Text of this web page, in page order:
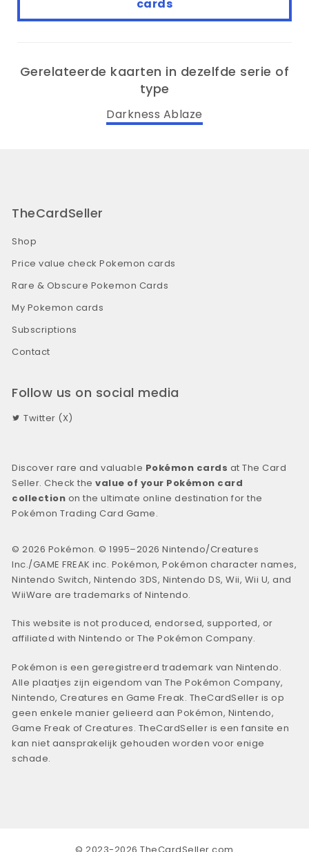
cards
Gerelateerde kaarten in dezelfde serie of
type
Darkness Ablaze
TheCardSeller
Shop
Price value check Pokemon cards
Rare & Obscure Pokemon Cards
My Pokemon cards
Subscriptions
Contact
Follow us on social media
Twitter (X)
Discover rare and valuable Pokémon cards at The Card
Seller. Check thevalue of your Pokémon card
collection on the ultimate online destination for the
Pokémon Trading Card Game.
© 2026 Pokémon. © 1995–2026 Nintendo/Creatures
Inc./GAME FREAK inc. Pokémon, Pokémon character names,
Nintendo Switch, Nintendo 3DS, Nintendo DS, Wii, Wii U, and
WiiWare are trademarks of Nintendo.
This website is not produced, endorsed, supported, or
affiliated with Nintendo or The Pokémon Company.
Pokémon is een geregistreerd trademark van Nintendo.
Alle plaatjes zijn eigendom van The Pokémon Company,
Nintendo, Creatures en Game Freak. TheCardSeller is op
geen enkele manier gelieerd aan Pokémon, Nintendo,
Game Freak of Creatures. TheCardSeller is een fansite en
kan niet aansprakelijk gehouden worden voor enige
schade.
© 2023-2026 TheCardSeller.com